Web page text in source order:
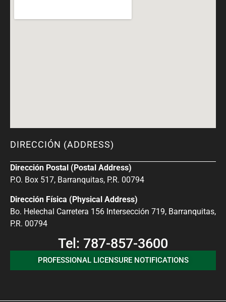
DIRECCIÓN (ADDRESS)
Dirección Postal (Postal Address)
P.O. Box 517, Barranquitas, P.R. 00794
Dirección Física (Physical Address)
Bo. Helechal Carretera 156 Intersección 719, Barranquitas,
P.R. 00794
Tel: 787-857-3600
PROFESSIONAL LICENSURE NOTIFICATIONS